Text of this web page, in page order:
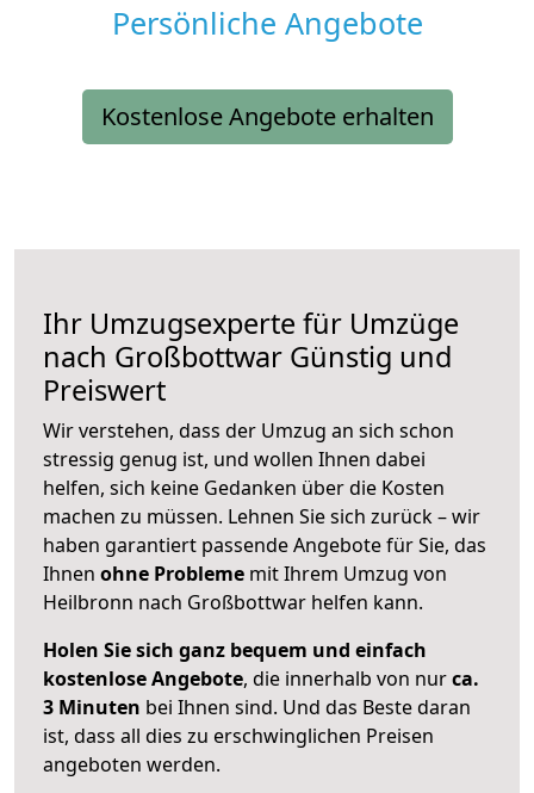
Persönliche Angebote
Kostenlose Angebote erhalten
Ihr Umzugsexperte für Umzüge
nach Großbottwar Günstig und
Preiswert
Wir verstehen, dass der Umzug an sich schon
stressig genug ist, und wollen Ihnen dabei
helfen, sich keine Gedanken über die Kosten
machen zu müssen. Lehnen Sie sich zurück – wir
haben garantiert passende Angebote für Sie, das
Ihnen ohne Probleme mit Ihrem Umzug von
Heilbronn nach Großbottwar helfen kann.
Holen Sie sich ganz bequem und einfach
kostenlose Angebote, die innerhalb von nurca.
3 Minuten bei Ihnen sind. Und das Beste daran
ist, dass all dies zu erschwinglichen Preisen
angeboten werden.